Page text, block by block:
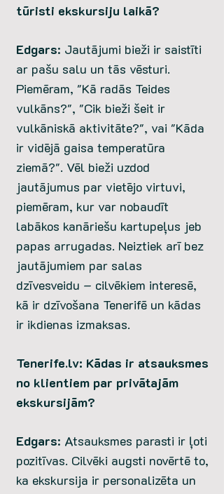
tūristi ekskursiju laikā?
Edgars: Jautājumi bieži ir saistīti
ar pašu salu un tās vēsturi.
Piemēram, "Kā radās Teides
vulkāns?", "Cik bieži šeit ir
vulkāniskā aktivitāte?", vai "Kāda
ir vidējā gaisa temperatūra
ziemā?". Vēl bieži uzdod
jautājumus par vietējo virtuvi,
piemēram, kur var nobaudīt
labākos kanāriešu kartupeļus jeb
papas arrugadas. Neiztiek arī bez
jautājumiem par salas
dzīvesveidu – cilvēkiem interesē,
kā ir dzīvošana Tenerifē un kādas
ir ikdienas izmaksas.
Tenerife.lv: Kādas ir atsauksmes
no klientiem par privātajām
ekskursijām?
Edgars: Atsauksmes parasti ir ļoti
pozitīvas. Cilvēki augsti novērtē to,
ka ekskursija ir personalizēta un